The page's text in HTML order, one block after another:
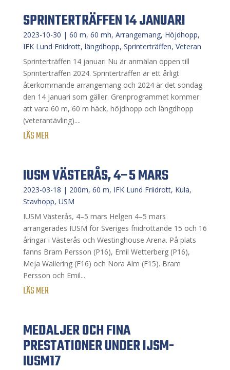
SPRINTERTRÄFFEN 14 JANUARI
2023-10-30 | 60 m, 60 mh, Arrangemang, Höjdhopp,
IFK Lund Friidrott, längdhopp, Sprinterträffen, Veteran
Sprinterträffen 14 januari Nu är anmälan öppen till
Sprinterträffen 2024. Sprinterträffen är ett årligt
återkommande arrangemang och 2024 är det söndag
den 14 januari som gäller. Grenprogrammet kommer
att vara 60 m, 60 m häck, höjdhopp och längdhopp
(veterantävling)....
LÄS MER
IUSM VÄSTERÅS, 4–5 MARS
2023-03-18 | 200m, 60 m, IFK Lund Friidrott, Kula,
Stavhopp, USM
IUSM Västerås, 4–5 mars Helgen 4–5 mars
arrangerades IUSM för Sveriges friidrottande 15 och 16
åringar i Västerås och Westinghouse Arena. På plats
fanns Bram Persson (P16), Emil Wetterberg (P16),
Meja Wallering (F16) och Nora Alm (F15). Bram
Persson och Emil...
LÄS MER
MEDALJER OCH FINA
PRESTATIONER UNDER IJSM-
IUSM17